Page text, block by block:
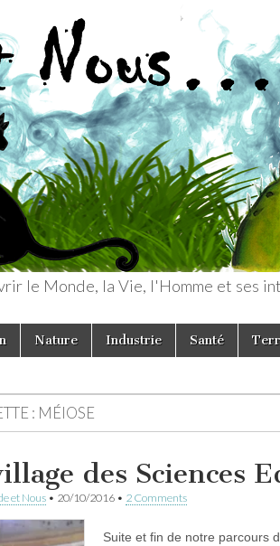
le Monde, la Vie, l'Homme et ses
Nature Industrie Santé
: MÉIOSE
des Sciences
et Nous • 20/10/2016 • 2 Comments
Suite et fin de notre parcours